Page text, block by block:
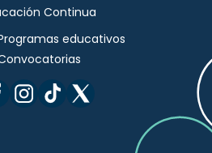
Continua
educativos